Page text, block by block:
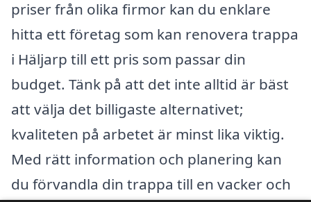
priser från olika firmor kan du enklare
hitta ett företag som kan renovera trappa
i Häljarp till ett pris som passar din
budget. Tänk på att det inte alltid är bäst
att välja det billigaste alternativet;
kvaliteten på arbetet är minst lika viktig.
Med rätt information och planering kan
du förvandla din trappa till en vacker och